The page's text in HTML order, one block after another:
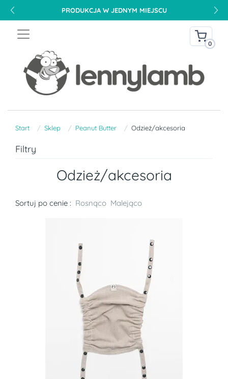
PRODUKCJA W JEDNYM MIEJSCU
0
Start Sklep Peanut Butter Odzież/akcesoria
Filtry
Odzież/akcesoria
Sortuj po cenie : Rosnąco Malejąco